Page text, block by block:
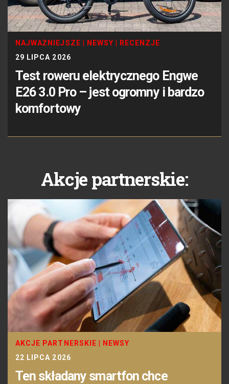
NAJWAŻNIEJSZE NEWSY
RECENZJE
29 LIPCA 2026
Test roweru elektrycznego Engwe
E26 3.0 Pro – jest ogromny i bardzo
komfortowy
Akcje partnerskie:
AKCJE PARTNERSKIE | NEWSY
22 LIPCA 2026
Ten składany smartfon chce